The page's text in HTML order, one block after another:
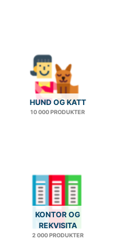
HUND OG KATT
10 000 PRODUKTER
KONTOR OG
REKVISITA
2 000 PRODUKTER